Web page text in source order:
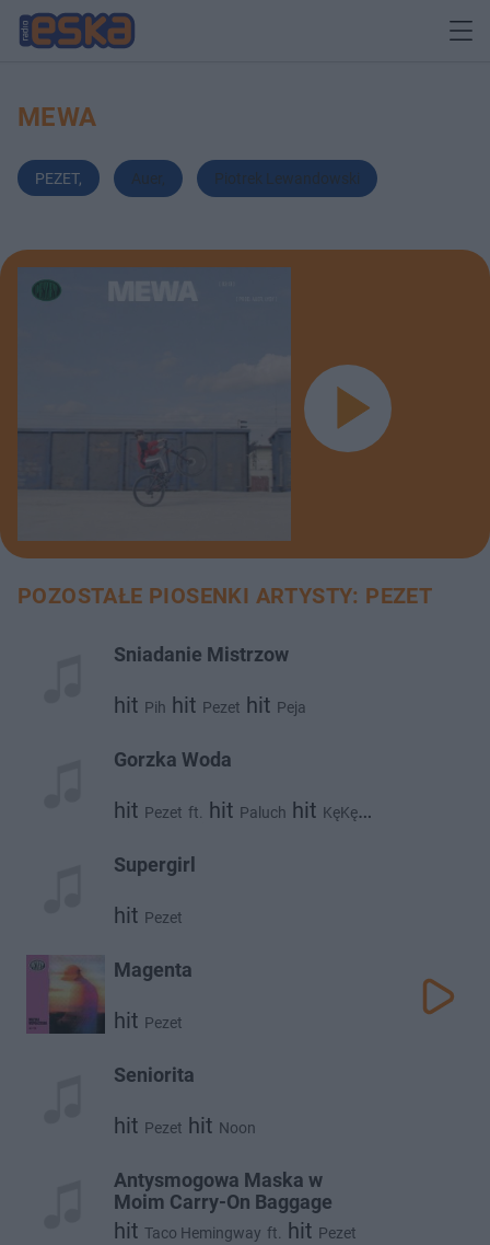
MEWA
PEZET, Auer Piotrek Lewandowski
POZOSTAŁE PIOSENKI ARTYSTY: PEZET
Sniadanie Mistrzow
hit Pih hit Pezet hit Peja
Gorzka Woda
hit Pezet ft. hit Paluch hit KęKę
Supergirl
hit Pezet
Magenta
hit Pezet
Seniorita
hit Pezet hit Noon
Antysmogowa Maska w
Moim Carry-On Baggage
hit Taco Hemingway ft. hit Pezet